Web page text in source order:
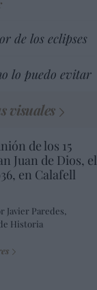
de los eclipses
lo puedo evitar
visuales
de los 15
Juan de Dios, el
en Calafell
Javier Paredes,
Historia